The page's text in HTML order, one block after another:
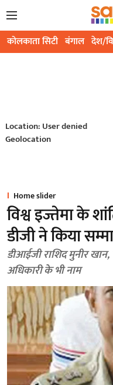
कोलकाता सिटी बंगाल देश/
Location: User denied
Geolocation
Home slider
विश्व इज्तेमा के
डीजी ने किया
डीआईजी राशिद मुनीर
अधिकारी के भी नाम